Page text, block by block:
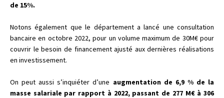
de 15%.
Notons également que le département a lancé une consultation
bancaire en octobre 2022, pour un volume maximum de 30M€ pour
couvrir le besoin de financement ajusté aux dernières réalisations
en investissement.
On peut aussi s’inquiéter d’une augmentation de 6,9 % de la
masse salariale par rapport à 2022, passant de 277 M€ à 306